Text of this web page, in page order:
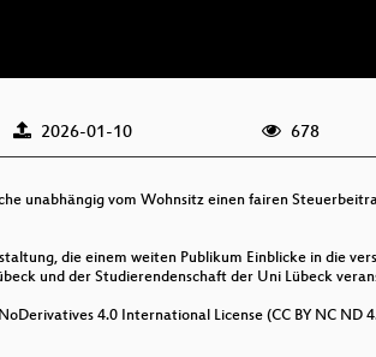
2026-01-10 678
unabhängig vom Wohnsitz einen fairen
die einem weiten Publikum Einblicke in die
und der Studierendenschaft der Uni Lübeck
4.0 International License (CC BY NC ND